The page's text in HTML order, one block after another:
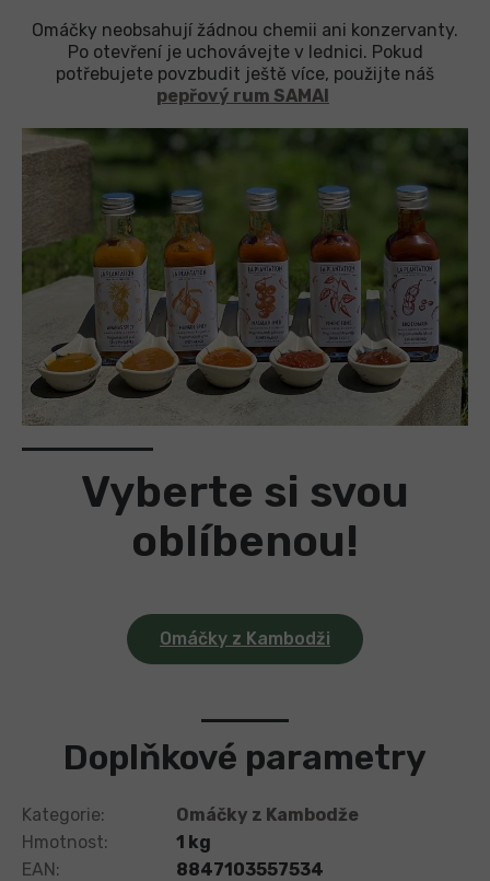
Omáčky neobsahují žádnou chemii ani konzervanty.
Po otevření je uchovávejte v lednici. Pokud
potřebujete povzbudit ještě více, použijte náš
pepřový rum SAMAI
Vyberte si svou
oblíbenou!
Omáčky z Kambodži
Doplňkové parametry
Kategorie:
Omáčky z Kambodže
Hmotnost:
1 kg
EAN: 8847103557534